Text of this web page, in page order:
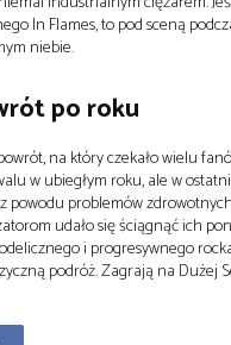
In Flames, to pod sceną
niebie.
po roku
na który czekało wielu
w ubiegłym roku, ale w
powodu problemów
udało się ściągnąć ich
i progresywnego
podróż. Zagrają na Dużej